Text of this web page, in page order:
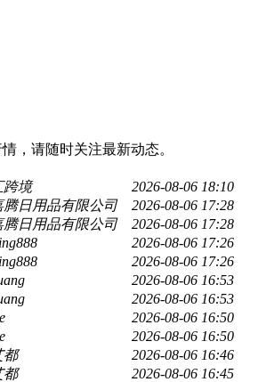
，请随时关注最新动态。
跨境
2026-08-06 18:10
腾日用品有限公司
2026-08-06 17:28
腾日用品有限公司
2026-08-06 17:28
2026-08-06 17:26
2026-08-06 17:26
2026-08-06 16:53
2026-08-06 16:53
2026-08-06 16:50
2026-08-06 16:50
都
2026-08-06 16:46
都
2026-08-06 16:45